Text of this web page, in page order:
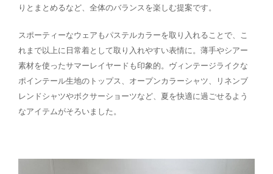
りとまとめるなど、全体のバランスを楽しむ提案です。
スポーティーなウェアもパステルカラーを取り入れることで、こ
れまで以上に日常着として取り入れやすい表情に。薄手やシアー
素材を使ったサマーレイヤードも印象的。ヴィンテージライクな
ポインテール生地のトップス、オープンカラーシャツ、リネンブ
レンドシャツやボクサーショーツなど、夏を快適に過ごせるよう
なアイテムがそろいました。